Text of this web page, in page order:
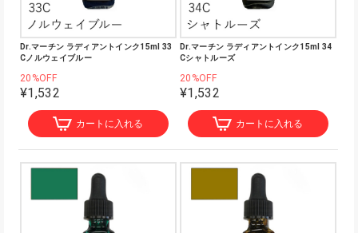
Dr.マーチン ラディアントインク15ml 33
Cノルウェイブルー
20%OFF
¥1,532
カートに入れる
Dr.マーチン ラディアントインク15ml 34
Cシャトルーズ
20%OFF
¥1,532
カートに入れる